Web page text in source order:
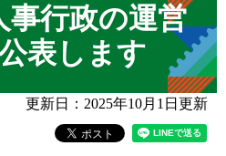
事行政の運営
表します
更新日：2025年10月1日更新